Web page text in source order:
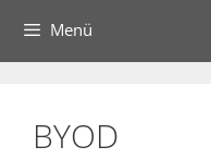
Menü
BYOD